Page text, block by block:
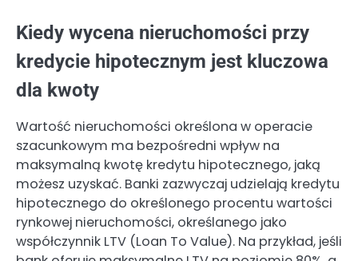
Kiedy wycena nieruchomości przy
kredycie hipotecznym jest kluczowa
dla kwoty
Wartość nieruchomości określona w operacie
szacunkowym ma bezpośredni wpływ na
maksymalną kwotę kredytu hipotecznego, jaką
możesz uzyskać. Banki zazwyczaj udzielają kredytu
hipotecznego do określonego procentu wartości
rynkowej nieruchomości, określanego jako
współczynnik LTV (Loan To Value). Na przykład, jeśli